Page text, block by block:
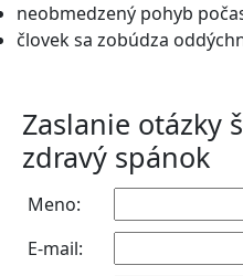
neobmedzený pohyb
človek sa zobúdza
Zaslanie otázky
zdravý spánok
Meno:
E-mail: